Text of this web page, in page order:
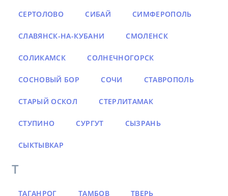
СЕРТОЛОВО СИБАЙ СИМФЕРОПОЛЬ
СЛАВЯНСК-НА-КУБАНИ СМОЛЕНСК
СОЛИКАМСК СОЛНЕЧНОГОРСК
СОСНОВЫЙ БОР СОЧИ СТАВРОПОЛЬ
СТАРЫЙ ОСКОЛ СТЕРЛИТАМАК
СТУПИНО СУРГУТ СЫЗРАНЬ
СЫКТЫВКАР
Т
ТАГАНРОГ ТАМБОВ ТВЕРЬ